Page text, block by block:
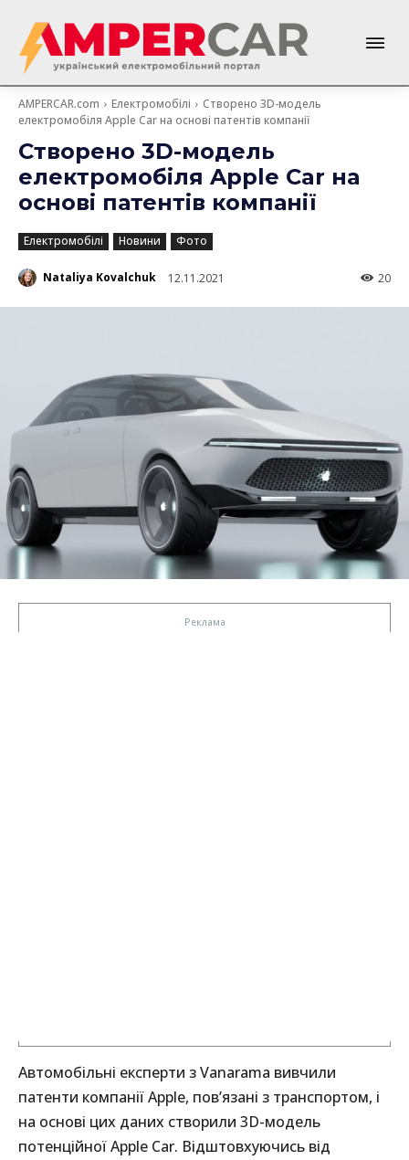
AMPERCAR.com Електромобілі
Створено 3D-модель
електромобіля Apple Car на основі патентів компанії
Створено 3D-модель
електромобіля Apple Car на
основі патентів компанії
Електромобілі Новини Фото
Nataliya Kovalchuk 12.11.2021 20
Автомобільні експерти з Vanarama вивчили
патенти компанії Apple, пов’язані з транспортом, і
на основі цих даних створили 3D-модель
потенційної Apple Car. Відштовхуючись від